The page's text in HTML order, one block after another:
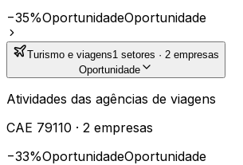
−35%OportunidadeOportunidade
Turismo e viagens1 setores · 2 empresas
Oportunidade
Atividades das agências de viagens
CAE 79110 · 2 empresas
−33%OportunidadeOportunidade